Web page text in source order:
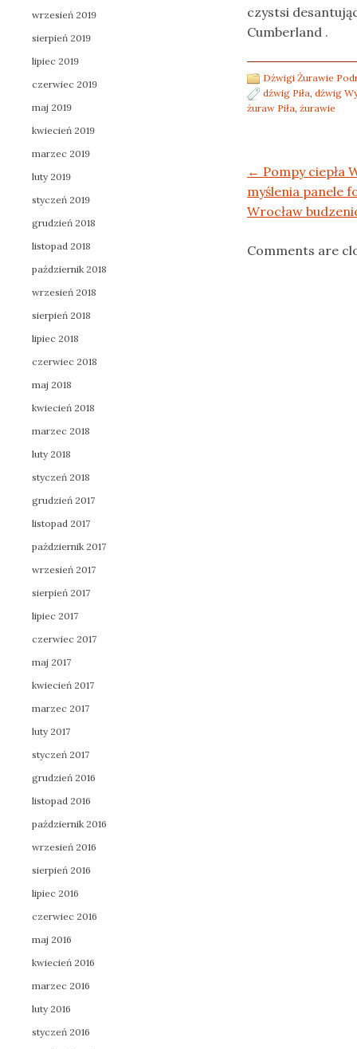
czystsi
Cumberland .
Dźwigi Żurawie
dźwig Piła, dźwig
żuraw Piła, żurawie
Post navigation
← Pompy ciepła
myślenia panele
Wrocław
Comments are
wrzesień 2019
sierpień 2019
lipiec 2019
czerwiec 2019
maj 2019
kwiecień 2019
marzec 2019
luty 2019
styczeń 2019
grudzień 2018
listopad 2018
październik 2018
wrzesień 2018
sierpień 2018
lipiec 2018
czerwiec 2018
maj 2018
kwiecień 2018
marzec 2018
luty 2018
styczeń 2018
grudzień 2017
listopad 2017
październik 2017
wrzesień 2017
sierpień 2017
lipiec 2017
czerwiec 2017
maj 2017
kwiecień 2017
marzec 2017
luty 2017
styczeń 2017
grudzień 2016
listopad 2016
październik 2016
wrzesień 2016
sierpień 2016
lipiec 2016
czerwiec 2016
maj 2016
kwiecień 2016
marzec 2016
luty 2016
styczeń 2016